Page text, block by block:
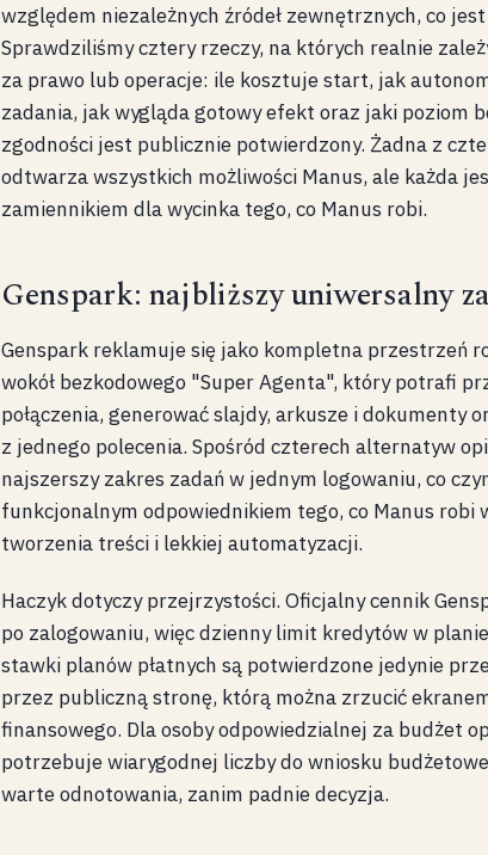
względem niezależnych źródeł zewnętrznych, co
Sprawdziliśmy cztery rzeczy, na których realnie
za prawo lub operacje: ile kosztuje start, jak
zadania, jak wygląda gotowy efekt oraz jaki poziom
zgodności jest publicznie potwierdzony. Żadna z
odtwarza wszystkich możliwości Manus, ale każda
zamiennikiem dla wycinka tego, co Manus robi.
Genspark: najbliższy uniwersalny
Genspark reklamuje się jako kompletna przestrzeń
wokół bezkodowego "Super Agenta", który potrafi
połączenia, generować slajdy, arkusze i dokumenty
z jednego polecenia. Spośród czterech alternatyw
najszerszy zakres zadań w jednym logowaniu, co
funkcjonalnym odpowiednikiem tego, co Manus robi
tworzenia treści i lekkiej automatyzacji.
Haczyk dotyczy przejrzystości. Oficjalny cennik
po zalogowaniu, więc dzienny limit kredytów w
stawki planów płatnych są potwierdzone jedynie
przez publiczną stronę, którą można zrzucić
finansowego. Dla osoby odpowiedzialnej za budżet
potrzebuje wiarygodnej liczby do wniosku
warte odnotowania, zanim padnie decyzja.